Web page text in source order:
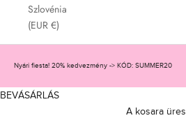
Szlovénia
(EUR €)
Nyári fiesta! 20% kedvezmény -> KÓD: SUMMER20
BEVÁSÁRLÁS
A kosara üres